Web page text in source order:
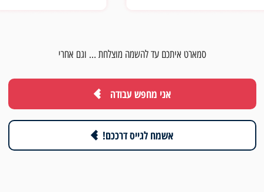
סמארט איתכם עד להשמה מוצלחת … וגם אחרי
אני מחפש עבודה
אשמח לגייס דרככם!